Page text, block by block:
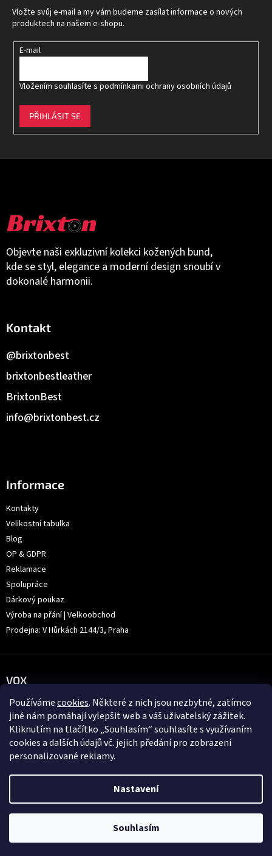
Používámecookies. Některé z nich jsou nezbytné, zatímco
jiné nám pomáhají vylepšit web a váš uživatelský zážitek.
Kliknutím na tlačítko „Souhlasím“ souhlasíte s využívaním
cookies a dalších údajů vč. jejich předání pro zobrazení
personalizované reklamy.
Nastavení
Souhlasím
Objevte naši exkluzivní kolekci kožených bund,
kde se styl, elegance a moderní design snoubí v
dokonalé harmonii.
Kontakt
info@brixtonbest.cz
BrixtonBest
brixtonbestleather
@brixtonbest
Informace
Kontakty
Velikostní tabulka
Blog
OP & GDPR
Reklamace
Spolupráce
Dárkový poukaz
Výroba na přání | Velkoobchod
Prodejna: V Hůrkách 2144/3, Praha
VOX
Vložte svůj e-mail a my vám budeme zasílat informace o nových
produktech na našem e-shopu.
E-mail
Vložením souhlasíte s podmínkami ochrany osobních údajů
PŘIHLÁSIT SE